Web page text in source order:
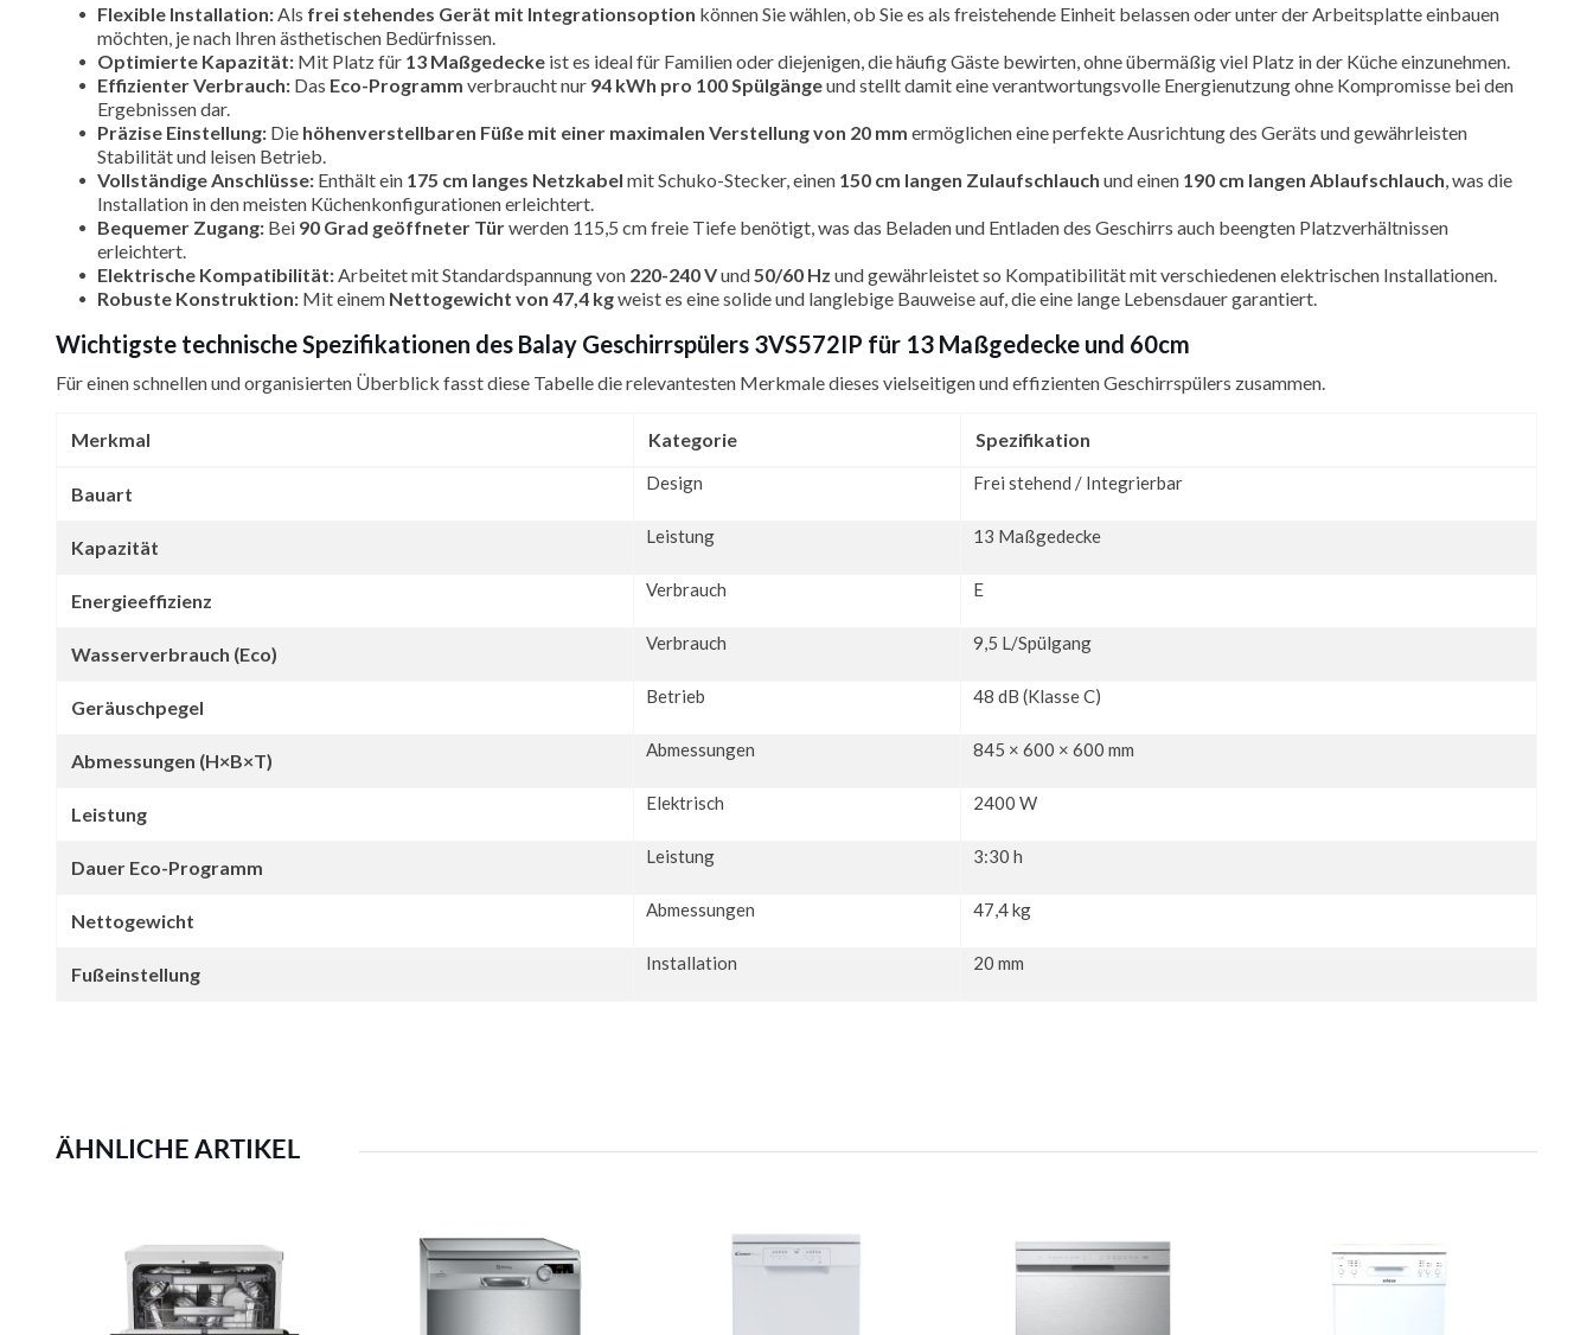
Flexible Installation: Als frei stehendes Gerät mit Integrationsoption können Sie wählen, ob Sie es als freistehende Einheit belassen oder unter der Arbeitsplatte einbauen
möchten, je nach Ihren ästhetischen Bedürfnissen.
Optimierte Kapazität: Mit Platz für 13 Maßgedecke ist es ideal für Familien oder diejenigen, die häufig Gäste bewirten, ohne übermäßig viel Platz in der Küche einzunehmen.
Effizienter Verbrauch: Das Eco-Programm verbraucht nur 94 kWh pro 100 Spülgängeund stellt damit eine verantwortungsvolle Energienutzung ohne Kompromisse bei den
Ergebnissen dar.
Präzise Einstellung: Die höhenverstellbaren Füße mit einer maximalen Verstellung von 20 mm ermöglichen eine perfekte Ausrichtung des Geräts und gewährleisten
Stabilität und leisen Betrieb.
Vollständige Anschlüsse: Enthält ein 175 cm langes Netzkabel mit Schuko-Stecker, einen 150 cm langen Zulaufschlauch und einen 190 cm langen Ablaufschlauch , was die
Installation in den meisten Küchenkonfigurationen erleichtert.
Bequemer Zugang: Bei 90 Grad geöffneter Türwerden 115,5 cm freie Tiefe benötigt, was das Beladen und Entladen des Geschirrs auch beengten Platzverhältnissen
erleichtert.
Elektrische Kompatibilität: Arbeitet mit Standardspannung von 220-240 Vund 50/60 Hz und gewährleistet so Kompatibilität mit verschiedenen elektrischen Installationen.
Robuste Konstruktion: Mit einem Nettogewicht von 47,4 kgweist es eine solide und langlebige Bauweise auf, die eine lange Lebensdauer garantiert.
Wichtigste technische Spezifikationen des Balay Geschirrspülers 3VS572IP für 13 Maßgedecke und 60cm
Für einen schnellen und organisierten Überblick fasst diese Tabelle die relevantesten Merkmale dieses vielseitigen und effizienten Geschirrspülers zusammen.
Merkmal Kategorie Spezifikation
Bauart Design Frei stehend / Integrierbar
Kapazität Leistung 13 Maßgedecke
Energieeffizienz Verbrauch E
Wasserverbrauch (Eco) Verbrauch 9,5 L/Spülgang
Geräuschpegel Betrieb 48 dB (Klasse C)
Abmessungen (H×B×T) Abmessungen 845 × 600 × 600 mm
Leistung Elektrisch 2400 W
Dauer Eco-Programm Leistung 3:30 h
Nettogewicht Abmessungen 47,4 kg
Fußeinstellung Installation 20 mm
ÄHNLICHE ARTIKEL